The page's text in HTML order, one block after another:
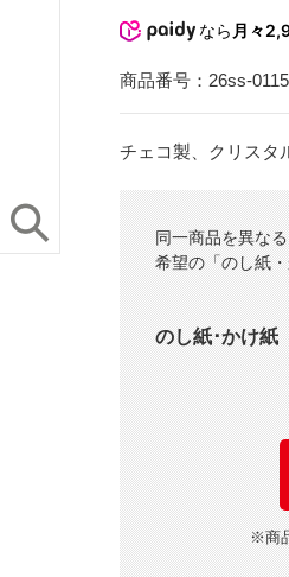
なら 月々
商品番号： 26ss-0115
チェコ製、クリスタ
同一商品を異な
希望の「のし紙
のし紙･かけ紙
※商